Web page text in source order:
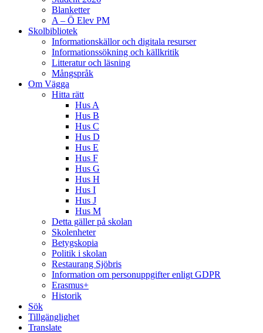
Blanketter
A – Ö Elev PM
Skolbibliotek
Informationskällor och digitala resurser
Informationssökning och källkritik
Litteratur och läsning
Mångspråk
Om Vägga
Hitta rätt
Hus A
Hus B
Hus C
Hus D
Hus E
Hus F
Hus G
Hus H
Hus I
Hus J
Hus M
Detta gäller på skolan
Skolenheter
Betygskopia
Politik i skolan
Restaurang Sjöbris
Information om personuppgifter enligt GDPR
Erasmus+
Historik
Sök
Tillgänglighet
Translate